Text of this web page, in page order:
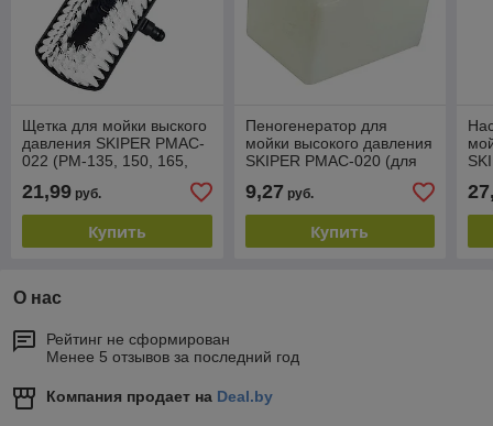
Щетка для мойки выского
давления SKIPER PMAC-
022 (PM-135, 150, 165,
21,99 руб.
Купить
Пеногенератор для
мойки высокого давления
SKIPER PMAC-020 (для
9,27 руб.
Купить
О нас
Рейтинг не сформирован
Менее 5 отзывов за последний год
Компания продает на Deal.by